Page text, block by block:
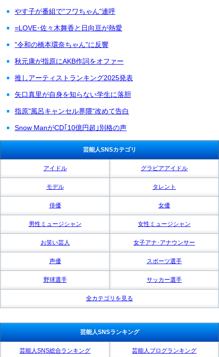
やす子が番組で"フワちゃん"連呼
=LOVE･佐々木舞香と日向亘が熱愛
"令和の橋本環奈ちゃん"に反響
秋元康が指原にAKB作詞をオファー
推しアーティストランキング2025発表
矢口真里が自身を知らない学生に落胆
指原"風呂キャンセル界隈"改めて告白
Snow ManがCD｢10億円超｣別格の声
芸能人SNSカテゴリ
アイドル グラビアアイドル
モデル タレント
俳優 女優
男性ミュージシャン 女性ミュージシャン
お笑い芸人 女子アナ･アナウンサー
声優 スポーツ選手
野球選手 サッカー選手
全カテゴリを見る
芸能人SNSランキング
芸能人SNS総合ランキング 芸能人ブログランキング